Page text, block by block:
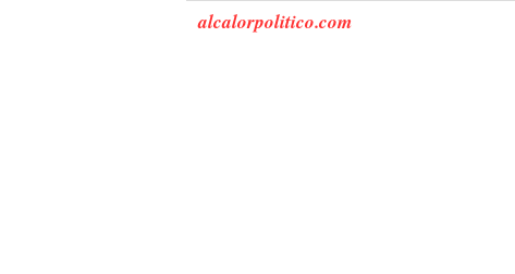
alcalorpolitico.com